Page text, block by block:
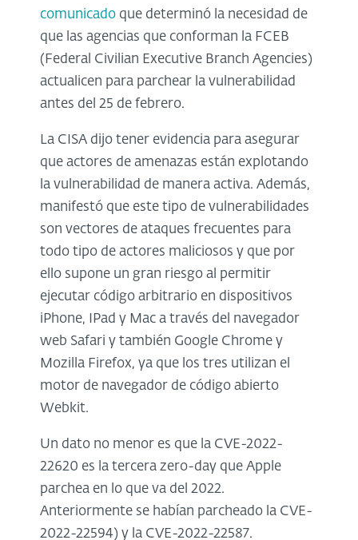
comunicado que determinó la necesidad de
que las agencias que conforman la FCEB
(Federal Civilian Executive Branch Agencies)
actualicen para parchear la vulnerabilidad
antes del 25 de febrero.
La CISA dijo tener evidencia para asegurar
que actores de amenazas están explotando
la vulnerabilidad de manera activa. Además,
manifestó que este tipo de vulnerabilidades
son vectores de ataques frecuentes para
todo tipo de actores maliciosos y que por
ello supone un gran riesgo al permitir
ejecutar código arbitrario en dispositivos
iPhone, IPad y Mac a través del navegador
web Safari y también Google Chrome y
Mozilla Firefox, ya que los tres utilizan el
motor de navegador de código abierto
Webkit.
Un dato no menor es que la CVE-2022-
22620 es la tercera zero-day que Apple
parchea en lo que va del 2022.
Anteriormente se habían parcheado la CVE-
2022-22594) y la CVE-2022-22587.